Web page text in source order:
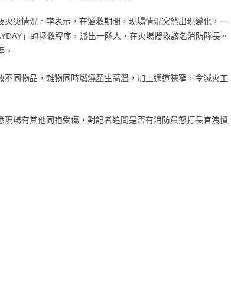
災情況。李表示，在灌救期間，現場情況突然出現變化，一
」的拯救程序，派出一隊人，在火場搜救該名消防隊長。
。
同物品，雜物同時燃燒產生高溫，加上通道狹窄，令滅火工
場有其他同袍受傷，對記者追問是否有消防員怒打長官洩憤